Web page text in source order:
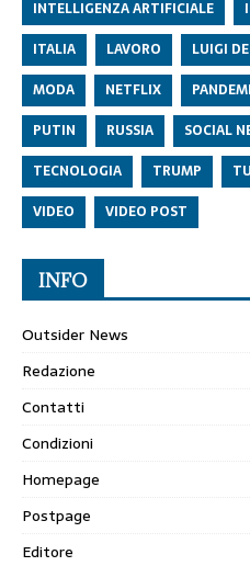
INTELLIGENZA ARTIFICIALE
ITALIA
LAVORO LUIGI
MODA
NETFLIX
PUTIN
RUSSIA SOCIAL
TECNOLOGIA
TRUMP
VIDEO
VIDEO POST
INFO
Outsider News
Redazione
Contatti
Condizioni
Homepage
Postpage
Editore